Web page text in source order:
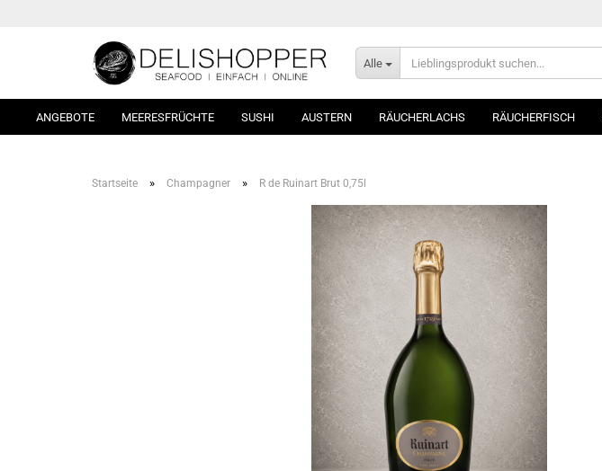
Alle
ANGEBOTE MEERESFRÜCHTE SUSHI AUSTERN RÄUCHERLACHS RÄUCHERFISCH
Startseite » Champagner » R de Ruinart Brut 0,75l